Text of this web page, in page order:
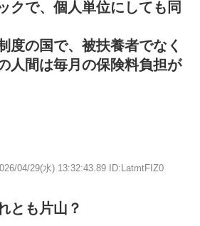
クで、個人単位にしても同
度の国で、被扶養者でなく
人間は毎月の保険料負担が
04/29(水) 13:32:43.89 ID:LatmtFIZ0
とも片山？